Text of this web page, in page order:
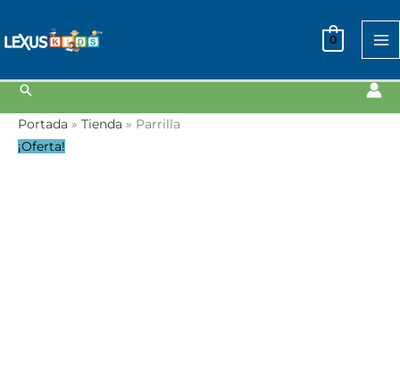
contenido
0
Buscar
Portada » Tienda » Parrilla
¡Oferta!
Parrilla
cantidad